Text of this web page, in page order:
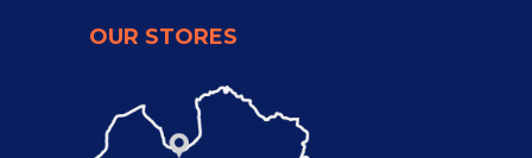
OUR STORES